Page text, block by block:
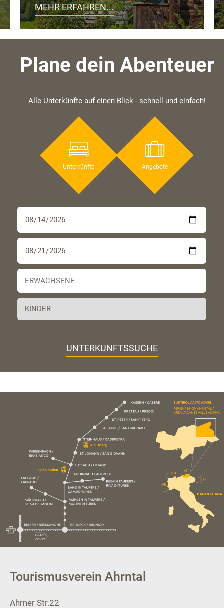
MEHR ERFAHREN...
Plane dein Abenteuer
Alle Unterkünfte auf einen Blick - schnell und einfach!
Unterkünfte Angebote
UNTERKUNFTSSUCHE
Tourismusverein Ahrntal
Ahrner Str.22